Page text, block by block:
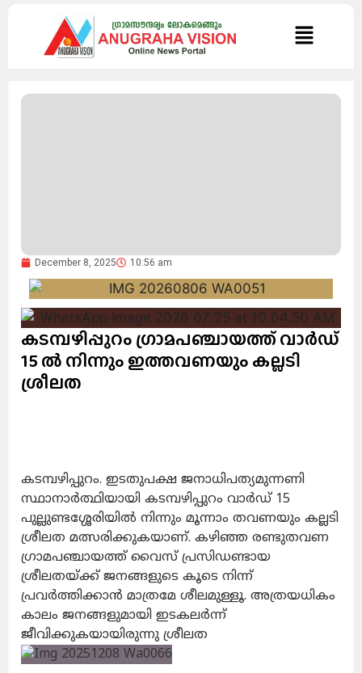
December 8, 2025 10:56 am
കടമ്പഴിപ്പുറം ഗ്രാമപഞ്ചായത്ത് വാർഡ്
15 ൽ നിന്നും ഇത്തവണയും കല്ലടി
ശ്രീലത
കടമ്പഴിപ്പുറം. ഇടതുപക്ഷ ജനാധിപത്യമുന്നണി
സ്ഥാനാർത്ഥിയായി കടമ്പഴിപ്പുറം വാർഡ് 15
പുല്ലുണ്ടശ്ശേരിയിൽ നിന്നും മൂന്നാം തവണയും കല്ലടി
ശ്രീലത മത്സരിക്കുകയാണ്. കഴിഞ്ഞ രണ്ടുതവണ
ഗ്രാമപഞ്ചായത്ത് വൈസ് പ്രസിഡണ്ടായ
ശ്രീലതയ്ക്ക് ജനങ്ങളുടെ കൂടെ നിന്ന്
പ്രവർത്തിക്കാൻ മാത്രമേ ശീലമുള്ളൂ. അത്രയധികം
കാലം ജനങ്ങളുമായി ഇടകലർന്ന്
ജീവിക്കുകയായിരുന്നു ശ്രീലത